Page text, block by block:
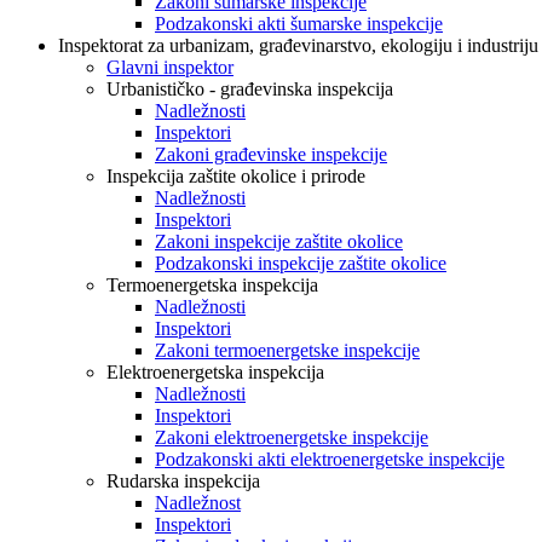
Podzakonski akti šumarske inspekcije
Inspektorat za urbanizam, građevinarstvo, ekologiju i industriju
Glavni inspektor
Urbanističko - građevinska inspekcija
Nadležnosti
Inspektori
Zakoni građevinske inspekcije
Inspekcija zaštite okolice i prirode
Nadležnosti
Inspektori
Zakoni inspekcije zaštite okolice
Podzakonski inspekcije zaštite okolice
Termoenergetska inspekcija
Nadležnosti
Inspektori
Zakoni termoenergetske inspekcije
Elektroenergetska inspekcija
Nadležnosti
Inspektori
Zakoni elektroenergetske inspekcije
Podzakonski akti elektroenergetske inspekcije
Rudarska inspekcija
Nadležnost
Inspektori